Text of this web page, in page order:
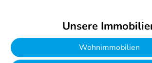
Unsere
Wohnimmobilien